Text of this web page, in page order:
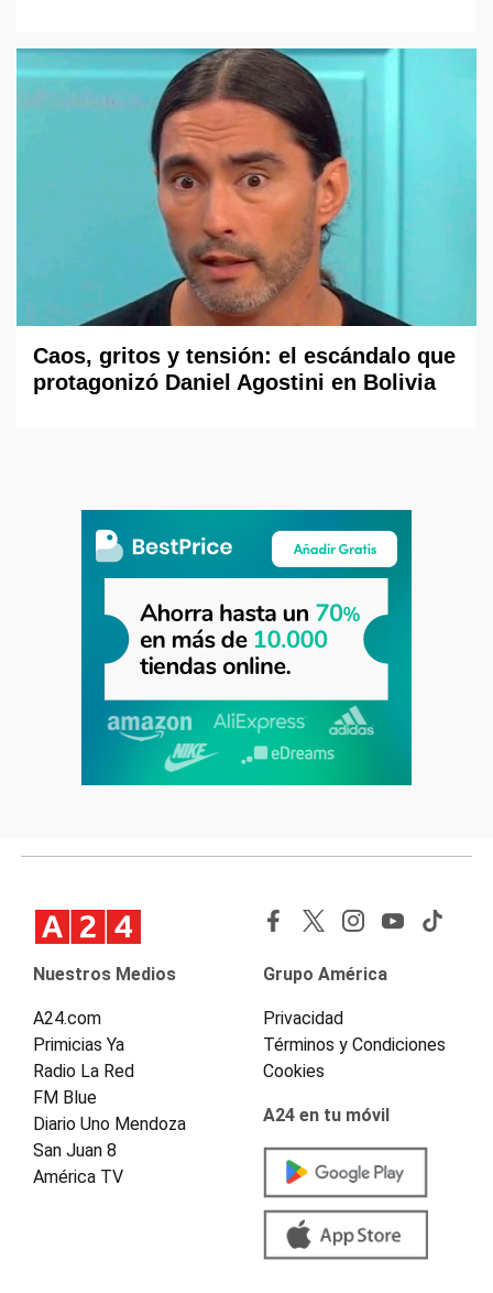
Caos, gritos y tensión: el escándalo que
protagonizó Daniel Agostini en Bolivia
Nuestros Medios
A24.com
Primicias Ya
Radio La Red
FM Blue
Diario Uno Mendoza
San Juan 8
América TV
Grupo América
Privacidad
Términos y Condiciones
Cookies
A24 en tu móvil